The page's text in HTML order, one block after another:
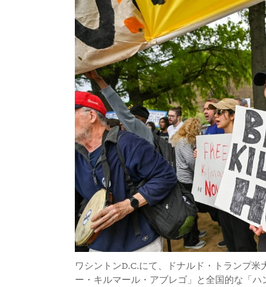
ワシントンD.C.にて、ドナルド・トランプ
ー・キルマール・アブレゴ」と全国的な「